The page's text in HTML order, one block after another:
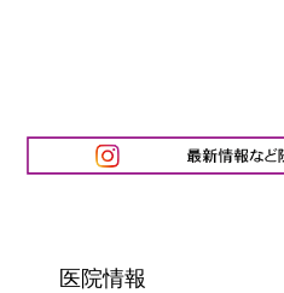
医院情報